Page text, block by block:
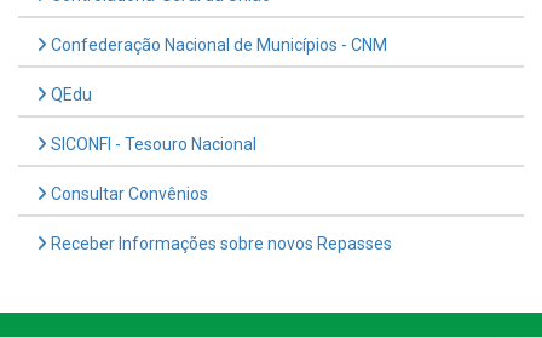
Confederação Nacional de Municípios - CNM
QEdu
SICONFI - Tesouro Nacional
Consultar Convênios
Receber Informações sobre novos Repasses